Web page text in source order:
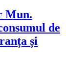
Mun.
de
și